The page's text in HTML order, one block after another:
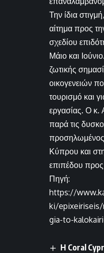
Την ίδια
αίτημα προς
σχεδίου
Μάιο και
ζωτικής
οικογενειών
τουρισμό και
εργασίας. Ο κ.
παρά τις
προσηλωμένος
Κύπρου και
επιπέδου προς
Πηγή:
https://
ki/
gia-to-
Η Coral